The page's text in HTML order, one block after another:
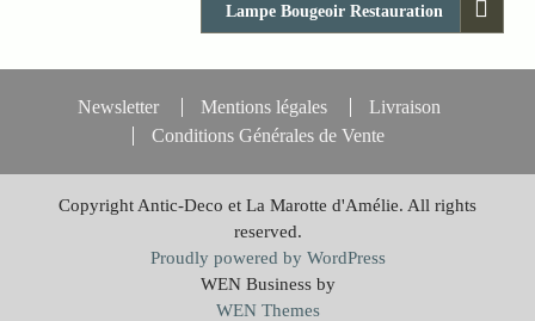
Lampe Bougeoir Restauration
Newsletter Mentions légales
Livraison
Conditions Générales de Vente
Copyright Antic-Deco et La Marotte d'Amélie. All rights
reserved.
Proudly powered by WordPress
WEN Business by
WEN Themes